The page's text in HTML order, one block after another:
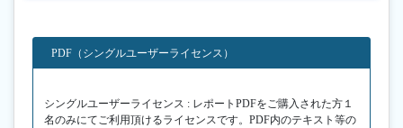
PDF（シングルユーザーライセンス）
シングルユーザーライセンス : レポートPDFをご購入された方１
名のみにてご利用頂けるライセンスです。PDF内のテキスト等の